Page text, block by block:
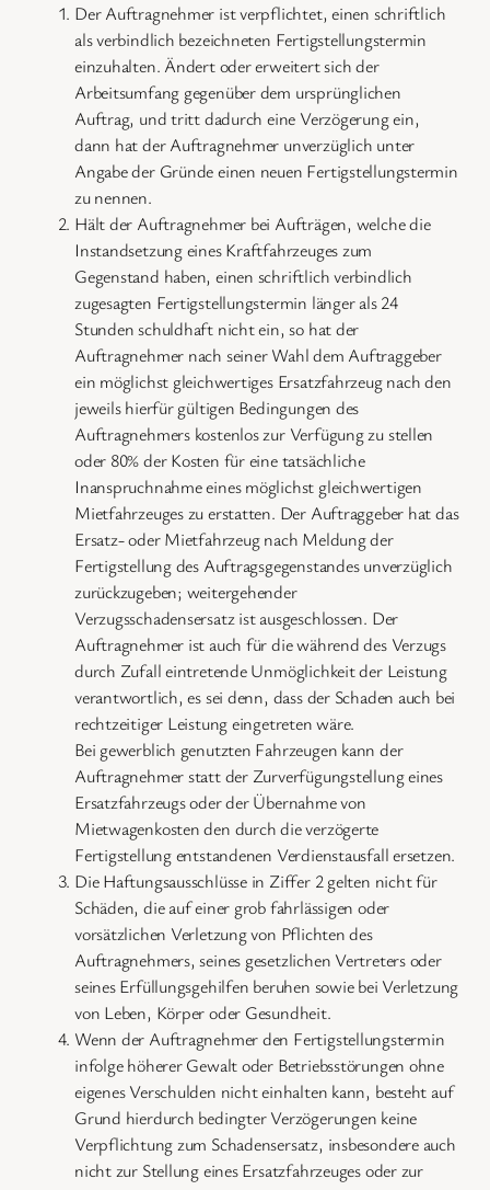
Der Auftragnehmer ist verpflichtet, einen schriftlich
als verbindlich bezeichneten Fertigstellungstermin
einzuhalten. Ändert oder erweitert sich der
Arbeitsumfang gegenüber dem ursprünglichen
Auftrag, und tritt dadurch eine Verzögerung ein,
dann hat der Auftragnehmer unverzüglich unter
Angabe der Gründe einen neuen Fertigstellungstermin
zu nennen.
Hält der Auftragnehmer bei Aufträgen, welche die
Instandsetzung eines Kraftfahrzeuges zum
Gegenstand haben, einen schriftlich verbindlich
zugesagten Fertigstellungstermin länger als 24
Stunden schuldhaft nicht ein, so hat der
Auftragnehmer nach seiner Wahl dem Auftraggeber
ein möglichst gleichwertiges Ersatzfahrzeug nach den
jeweils hierfür gültigen Bedingungen des
Auftragnehmers kostenlos zur Verfügung zu stellen
oder 80% der Kosten für eine tatsächliche
Inanspruchnahme eines möglichst gleichwertigen
Mietfahrzeuges zu erstatten. Der Auftraggeber hat das
Ersatz- oder Mietfahrzeug nach Meldung der
Fertigstellung des Auftragsgegenstandes unverzüglich
zurückzugeben; weitergehender
Verzugsschadensersatz ist ausgeschlossen. Der
Auftragnehmer ist auch für die während des Verzugs
durch Zufall eintretende Unmöglichkeit der Leistung
verantwortlich, es sei denn, dass der Schaden auch bei
rechtzeitiger Leistung eingetreten wäre.
Bei gewerblich genutzten Fahrzeugen kann der
Auftragnehmer statt der Zurverfügungstellung eines
Ersatzfahrzeugs oder der Übernahme von
Mietwagenkosten den durch die verzögerte
Fertigstellung entstandenen Verdienstausfall ersetzen.
Die Haftungsausschlüsse in Ziffer 2 gelten nicht für
Schäden, die auf einer grob fahrlässigen oder
vorsätzlichen Verletzung von Pflichten des
Auftragnehmers, seines gesetzlichen Vertreters oder
seines Erfüllungsgehilfen beruhen sowie bei Verletzung
von Leben, Körper oder Gesundheit.
Wenn der Auftragnehmer den Fertigstellungstermin
infolge höherer Gewalt oder Betriebsstörungen ohne
eigenes Verschulden nicht einhalten kann, besteht auf
Grund hierdurch bedingter Verzögerungen keine
Verpflichtung zum Schadensersatz, insbesondere auch
nicht zur Stellung eines Ersatzfahrzeuges oder zur